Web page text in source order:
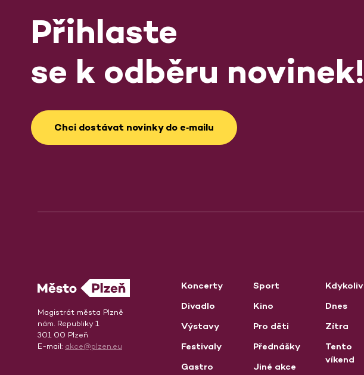
Přihlaste
se k odběru novinek!
Chci dostávat novinky do e‑mailu
Magistrát města Plzně
nám. Republiky 1
301 00 Plzeň
E-mail: akce@plzen.eu
Koncerty
Divadlo
Výstavy
Festivaly
Gastro
Sport
Kino
Pro děti
Přednášky
Jiné akce
Kdykoliv
Dnes
Zítra
Tento
víkend